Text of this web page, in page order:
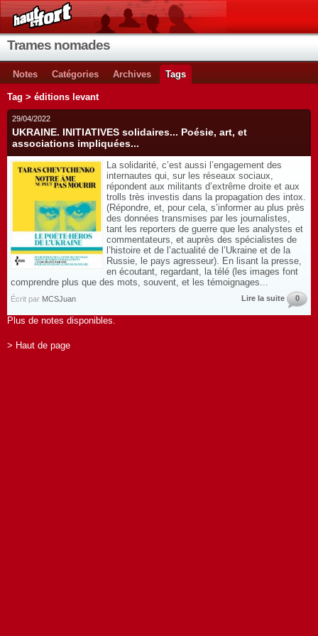
Trames nomades
Notes Catégories Archives Tags
Tag > éditions levant
29/04/2022
UKRAINE. INITIATIVES solidaires... Poésie, art, et
associations impliquées...
La solidarité, c’est aussi l’engagement des
internautes qui, sur les réseaux sociaux,
répondent aux militants d’extrême droite et aux
trolls très investis dans la propagation des intox.
(Répondre, et, pour cela, s’informer au plus près
des données transmises par les journalistes,
tant les reporters de guerre que les analystes et
commentateurs, et auprès des spécialistes de
l’histoire et de l’actualité de l’Ukraine et de la
Russie, le pays agresseur). En lisant la presse,
en écoutant, regardant, la télé (les images font
comprendre plus que des mots, souvent, et les témoignages...
Écrit par MCSJuan Lire la suite 0
Plus de notes disponibles.
> Haut de page